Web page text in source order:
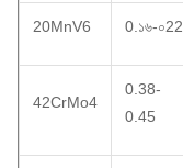
20MnV6 0.১৬-০22
42CrMo4
0.38-
0.45